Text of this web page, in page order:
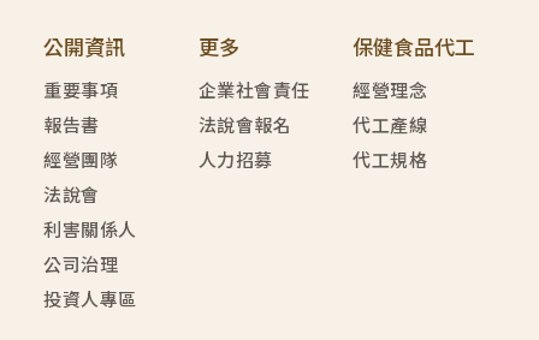
公開資訊
重要事項
報告書
經營團隊
法說會
利害關係人
公司治理
投資人專區
更多
企業社會責任
法說會報名
人力招募
保健食品代工
經營理念
代工產線
代工規格